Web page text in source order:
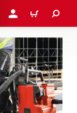
ZALOGUJ SIĘ LUB
KOSZYK